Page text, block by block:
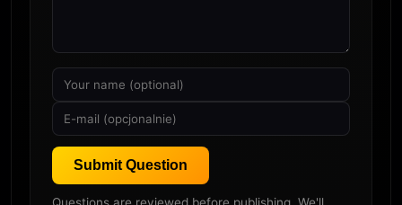
Submit Question
Questions are reviewed before publishing. We'll